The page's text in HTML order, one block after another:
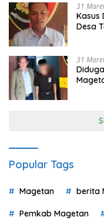
31
Kasus
Desa
31
Popular Tags
Magetan berita
Pemkab Magetan